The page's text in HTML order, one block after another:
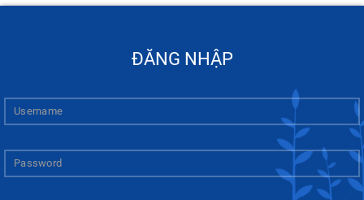
ĐĂNG NHẬP